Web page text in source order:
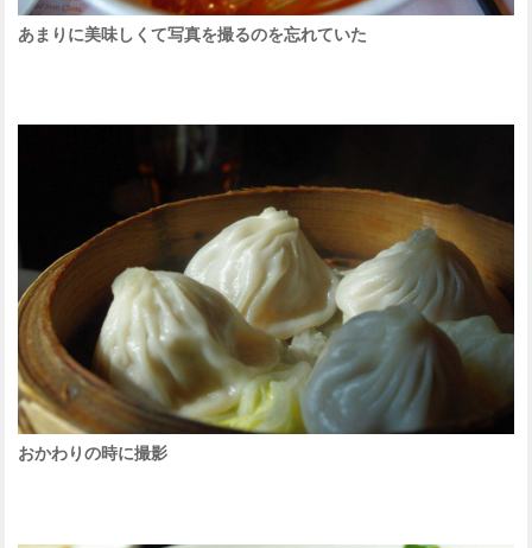
あまりに美味しくて写真を撮るのを忘れていた
おかわりの時に撮影